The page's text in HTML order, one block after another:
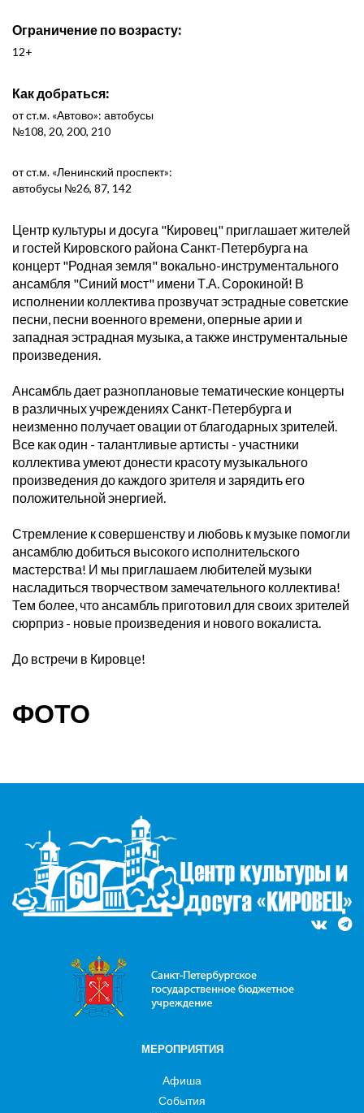
Ограничение по возрасту:
12+
Как добраться:
от ст.м. «Автово»: автобусы
№108, 20, 200, 210
от ст.м. «Ленинский проспект»:
автобусы №26, 87, 142
Центр культуры и досуга "Кировец" приглашает жителей
и гостей Кировского района Санкт-Петербурга на
концерт "Родная земля" вокально-инструментального
ансамбля "Синий мост" имени Т.А. Сорокиной! В
исполнении коллектива прозвучат эстрадные советские
песни, песни военного времени, оперные арии и
западная эстрадная музыка, а также инструментальные
произведения.
Ансамбль дает разноплановые тематические концерты
в различных учреждениях Санкт-Петербурга и
неизменно получает овации от благодарных зрителей.
Все как один - талантливые артисты - участники
коллектива умеют донести красоту музыкального
произведения до каждого зрителя и зарядить его
положительной энергией.
Стремление к совершенству и любовь к музыке помогли
ансамблю добиться высокого исполнительского
мастерства! И мы приглашаем любителей музыки
насладиться творчеством замечательного коллектива!
Тем более, что ансамбль приготовил для своих зрителей
сюрприз - новые произведения и нового вокалиста.
До встречи в Кировце!
ФОТО
МЕРОПРИЯТИЯ
Афиша
События